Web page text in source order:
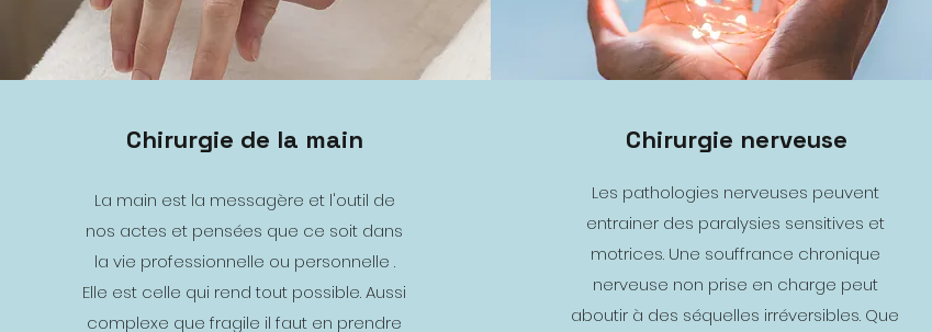
Chirurgie de la main
La main est la messagère et l'outil de
nos actes et pensées que ce soit dans
la vie professionnelle ou personnelle .
Elle est celle qui rend tout possible. Aussi
complexe que fragile il faut en prendre
Chirurgie nerveuse
Les pathologies nerveuses peuvent
entrainer des paralysies sensitives et
motrices. Une souffrance chronique
nerveuse non prise en charge peut
aboutir à des séquelles irréversibles. Que